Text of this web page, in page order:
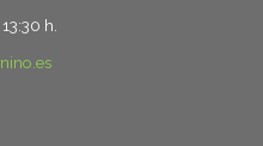
h.